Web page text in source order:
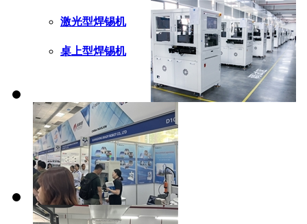
激光型焊锡机
桌上型焊锡机